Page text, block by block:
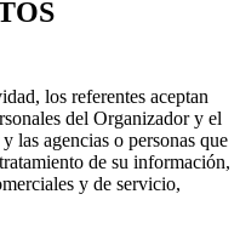
los referentes aceptan
del Organizador y el
las agencias o personas que
de su información,
y de servicio,